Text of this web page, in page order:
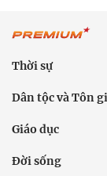
Thời sự
Dân tộc và Tôn
Giáo dục
Đời sống